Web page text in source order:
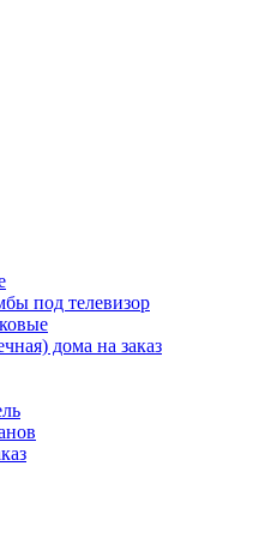
под телевизор
дома на заказ